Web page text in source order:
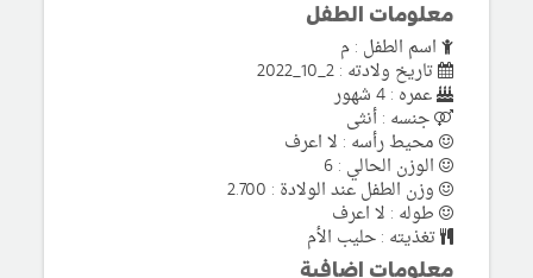
معلومات الطفل
اسم الطفل : م
تاريخ ولادته : 2_10_2022
عمره : 4 شهور
جنسه : أنثى
محيط رأسه : لا اعرف
الوزن الحالي : 6
وزن الطفل عند الولادة : 2.700
طوله : لا اعرف
تغذيته : حليب الأم
معلومات إضافية